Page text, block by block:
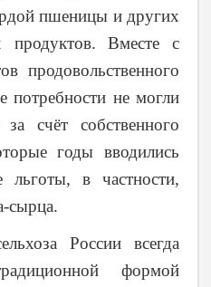
пшеницы и других
продуктов. Вместе с
продовольственного
потребности не могли
счёт собственного
годы вводились
льготы, в частности,
сырца.
России всегда
формой